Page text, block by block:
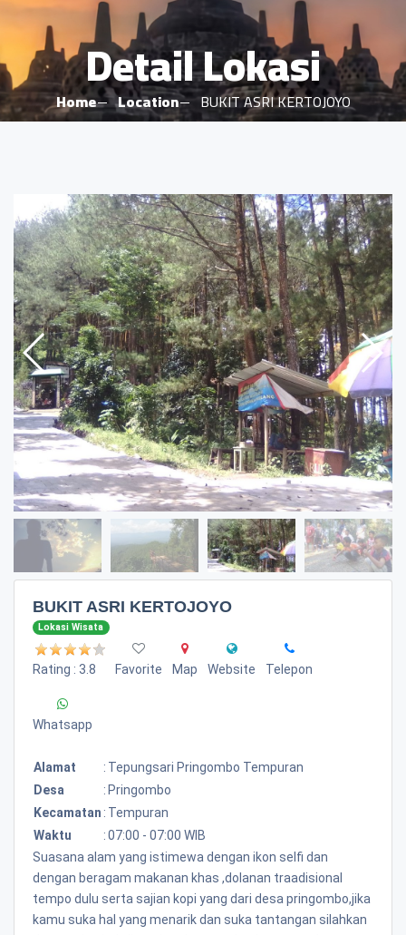
Detail Lokasi
Home Location BUKIT ASRI KERTOJOYO
BUKIT ASRI KERTOJOYO
Lokasi Wisata
Rating : 3.8 Favorite Map Website Telepon
Whatsapp
Alamat : Tepungsari Pringombo Tempuran
Desa
: Pringombo
Kecamatan : Tempuran
Waktu
:07:00 - 07:00 WIB
Suasana alam yang istimewa dengan ikon selfi dan
dengan beragam makanan khas ,dolanan traadisional
tempo dulu serta sajian kopi yang dari desa pringombo,jika
kamu suka hal yang menarik dan suka tantangan silahkan